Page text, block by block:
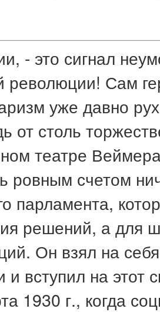
- это сигнал
революции! Сам
уже давно
от столь
театре
ровным счетом
парламента,
решений, а для
Он взял на
и вступил на этот
1930 г., когда